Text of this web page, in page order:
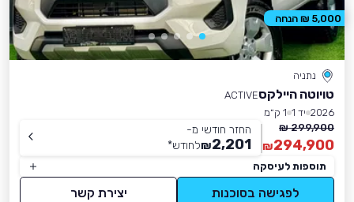
נתניה
טויוטה היילקסACTIVE
2026 יד 1
1 ק״מ
299,900 ₪
294,900
₪
החזר חודשי מ-
2,201
₪לחודש*
תוספות לעיסקה
לפגישה בסוכנות יצירת קשר
5,000 ₪ הנחה